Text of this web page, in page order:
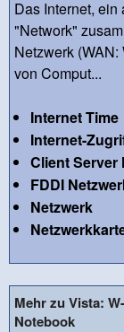
Das Internet,
"Network"
Netzwerk
von Comput...
Internet Time
Internet-
Client Server
FDDI
Netzwerk
Mehr zu Vista:
Notebook